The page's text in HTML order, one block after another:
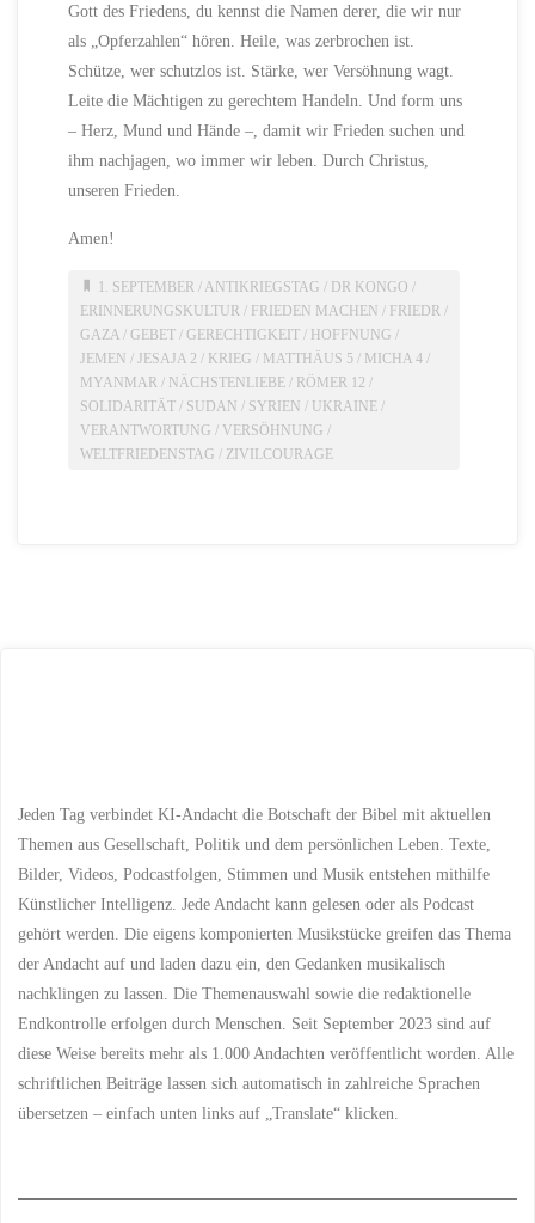
Gott des Friedens, du kennst die Namen derer, die wir nur
als „Opferzahlen“ hören. Heile, was zerbrochen ist.
Schütze, wer schutzlos ist. Stärke, wer Versöhnung wagt.
Leite die Mächtigen zu gerechtem Handeln. Und form uns
– Herz, Mund und Hände –, damit wir Frieden suchen und
ihm nachjagen, wo immer wir leben. Durch Christus,
unseren Frieden.
Amen!
1. SEPTEMBER / ANTIKRIEGSTAG / DR KONGO /
ERINNERUNGSKULTUR / FRIEDEN MACHEN / FRIEDR /
GAZA /GEBET /GERECHTIGKEIT / HOFFNUNG /
JEMEN /JESAJA 2 / KRIEG / MATTHÄUS 5 / MICHA 4 /
MYANMAR / NÄCHSTENLIEBE / RÖMER 12 /
SOLIDARITÄT / SUDAN / SYRIEN / UKRAINE /
VERANTWORTUNG / VERSÖHNUNG /
WELTFRIEDENSTAG / ZIVILCOURAGE
Jeden Tag verbindet KI-Andacht die Botschaft der Bibel mit aktuellen
Themen aus Gesellschaft, Politik und dem persönlichen Leben. Texte,
Bilder, Videos, Podcastfolgen, Stimmen und Musik entstehen mithilfe
Künstlicher Intelligenz. Jede Andacht kann gelesen oder als Podcast
gehört werden. Die eigens komponierten Musikstücke greifen das Thema
der Andacht auf und laden dazu ein, den Gedanken musikalisch
nachklingen zu lassen. Die Themenauswahl sowie die redaktionelle
Endkontrolle erfolgen durch Menschen. Seit September 2023 sind auf
diese Weise bereits mehr als 1.000 Andachten veröffentlicht worden. Alle
schriftlichen Beiträge lassen sich automatisch in zahlreiche Sprachen
übersetzen – einfach unten links auf „Translate“ klicken.